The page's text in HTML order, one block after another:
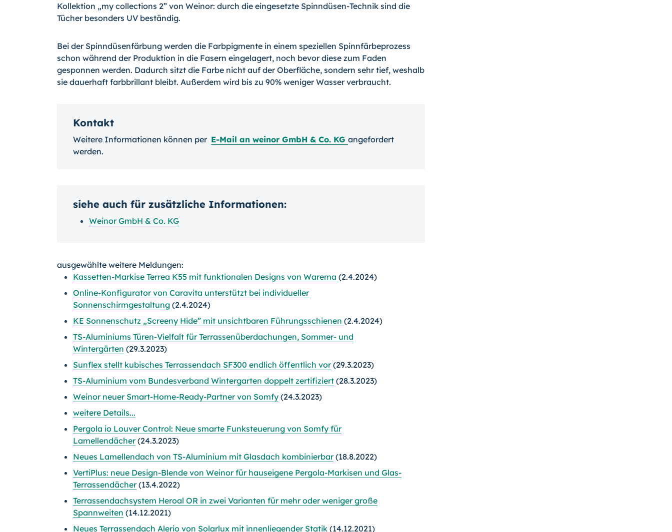
Kollektion „my collections 2” von Weinor: durch die eingesetzte Spinndüsen-Technik sind die
Tücher besonders UV beständig.
Bei der Spinndüsenfärbung werden die Farbpigmente in einem speziellen Spinnfärbeprozess
schon während der Produktion in die Fasern eingelagert, noch bevor diese zum Faden
gesponnen werden. Dadurch sitzt die Farbe nicht auf der Oberfläche, sondern sehr tief, weshalb
sie dauerhaft farbbrillant bleibt. Außerdem wird bis zu 90% weniger Wasser verbraucht.
Kontakt
Weitere Informationen können per E-Mail an weinor GmbH & Co. KG angefordert
werden.
siehe auch für zusätzliche Informationen:
Weinor GmbH & Co. KG
ausgewählte weitere Meldungen:
Kassetten-Markise Terrea K55 mit funktionalen Designs von Warema (2.4.2024)
Online-Konfigurator von Caravita unterstützt bei individueller
Sonnenschirmgestaltung (2.4.2024)
KE Sonnenschutz „Screeny Hide” mit unsichtbaren Führungsschienen (2.4.2024)
TS-Aluminiums Türen-Vielfalt für Terrassenüberdachungen, Sommer- und
Wintergärten (29.3.2023)
Sunflex stellt kubisches Terrassendach SF300 endlich öffentlich vor(29.3.2023)
TS-Aluminium vom Bundesverband Wintergarten doppelt zertifiziert (28.3.2023)
Weinor neuer Smart-Home-Ready-Partner von Somfy (24.3.2023)
weitere Details...
Pergola io Louver Control: Neue smarte Funksteuerung von Somfy für
Lamellendächer(24.3.2023)
Neues Lamellendach von TS-Aluminium mit Glasdach kombinierbar(18.8.2022)
VertiPlus: neue Design-Blende von Weinor für hauseigene Pergola-Markisen und Glas-
Terrassendächer(13.4.2022)
Terrassendachsystem Heroal OR in zwei Varianten für mehr oder weniger große
Spannweiten (14.12.2021)
Neues Terrassendach Alerio von Solarlux mit innenliegender Statik (14.12.2021)